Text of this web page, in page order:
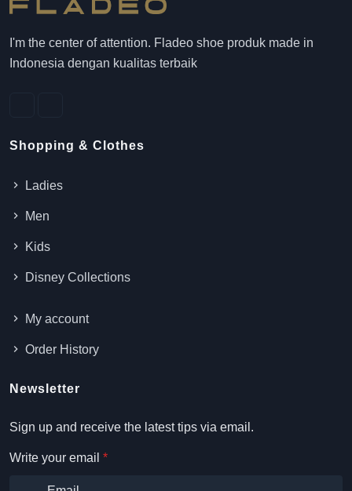
I'm the center of attention. Fladeo shoe produk made in
Indonesia dengan kualitas terbaik
Shopping & Clothes
Ladies
Men
Kids
Disney Collections
My account
Order History
Newsletter
Sign up and receive the latest tips via email.
Write your email *